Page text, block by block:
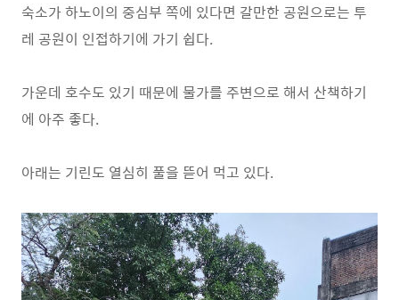
숙소가 하노이의 중심부 쪽에 있다면 갈만한 공원으로는 투
레 공원이 인접하기에 가기 쉽다.
가운데 호수도 있기 때문에 물가를 주변으로 해서 산책하기
에 아주 좋다.
아래는 기린도 열심히 풀을 뜯어 먹고 있다.